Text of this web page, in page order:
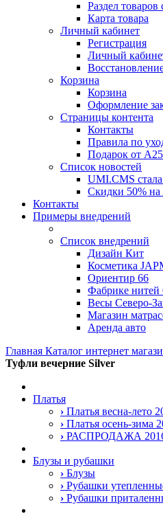
Раздел товаров
Карта товара
Личный кабинет
Регистрация
Личный
Корзина
Корзина
Оформление
Страницы контента
Контакты
Правила по
Подарок от
Список новостей
UMI.CMS
Скидки 50% на
Контакты
Примеры внедрений
Список внедрений
Дизайн Кит
Косметика
Ориентир 66
Фабрике
Весы Северо-
Магазин
Аренда авто
Главная Каталог интернет
Туфли вечерние Silver
Платья
› Платья весна-лето
› Платья осень-зима
› РАСПРОДАЖА
Блузы и рубашки
› Блузы
› Рубашки
› Рубашки